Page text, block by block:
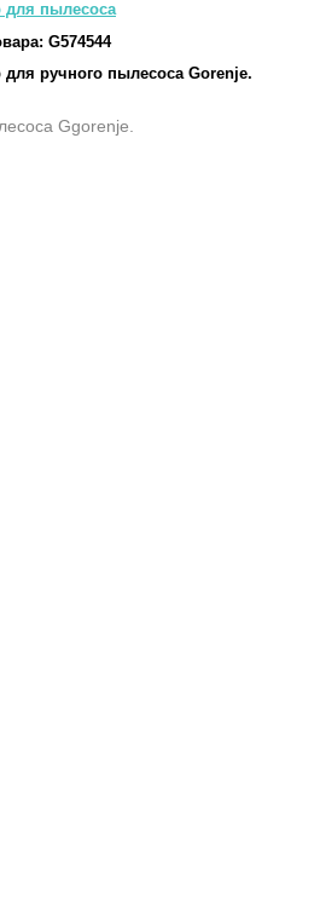
для пылесоса
G574544
для ручного пылесоса Gorenje.
Ggorenje.